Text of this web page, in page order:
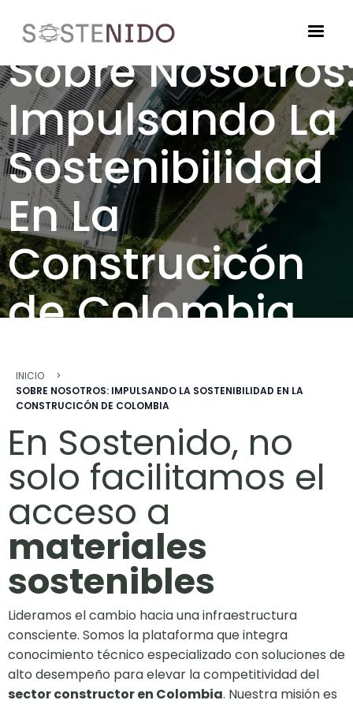
Imagen
Sobre
Impulsando La
Sostenibilidad
En La
Construcicón
de Colombia
Ruta de
INICIO
SOBRE NOSOTROS: IMPULSANDO LA SOSTENIBILIDAD EN LA
CONSTRUCICÓN DE COLOMBIA
En Sostenido, no
solo facilitamos el
acceso a
materiales
sostenibles
Lideramos el cambio hacia una infraestructura
consciente. Somos la plataforma que integra
conocimiento técnico especializado con soluciones de
alto desempeño para elevar la competitividad del
sector constructor en Colombia. Nuestra misión es